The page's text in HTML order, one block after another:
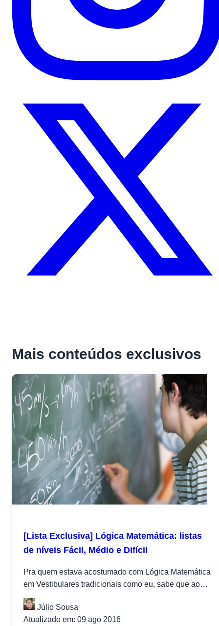
Mais conteúdos exclusivos
[Lista Exclusiva] Lógica Matemática: listas
de níveis Fácil, Médio e Difícil
Pra quem estava acostumado com Lógica Matemática
em Vestibulares tradicionais como eu, sabe que ao
pegar uma prova do ENEM...
Júlio Sousa
Atualizado em: 09 ago 2016